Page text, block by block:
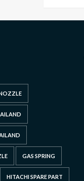
GAS SPRING
HITACHI SPARE PART